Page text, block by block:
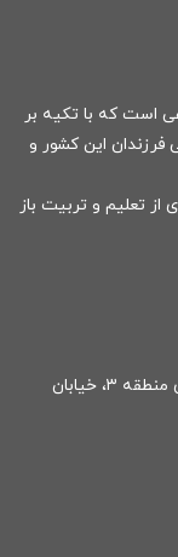
است که با تکیه بر
فرزندان این کشور و
تعلیم و تربیت باز
نشانی: تهران، خیابان دکتر شریعتی، جنب شهرداری منطقه ۳، خیابان